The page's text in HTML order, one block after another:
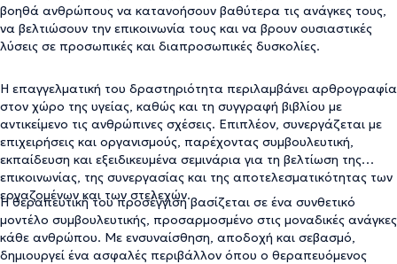
βοηθά ανθρώπους να κατανοήσουν βαθύτερα τις ανάγκες τους,
να βελτιώσουν την επικοινωνία τους και να βρουν ουσιαστικές
λύσεις σε προσωπικές και διαπροσωπικές δυσκολίες.
Η επαγγελματική του δραστηριότητα περιλαμβάνει αρθρογραφία
στον χώρο της υγείας, καθώς και τη συγγραφή βιβλίου με
αντικείμενο τις ανθρώπινες σχέσεις. Επιπλέον, συνεργάζεται με
επιχειρήσεις και οργανισμούς, παρέχοντας συμβουλευτική,
εκπαίδευση και εξειδικευμένα σεμινάρια για τη βελτίωση της
επικοινωνίας, της συνεργασίας και της αποτελεσματικότητας των
εργαζομένων και των στελεχών.
Η θεραπευτική του προσέγγιση βασίζεται σε ένα συνθετικό
μοντέλο συμβουλευτικής, προσαρμοσμένο στις μοναδικές ανάγκες
κάθε ανθρώπου. Με ενσυναίσθηση, αποδοχή και σεβασμό,
δημιουργεί ένα ασφαλές περιβάλλον όπου ο θεραπευόμενος